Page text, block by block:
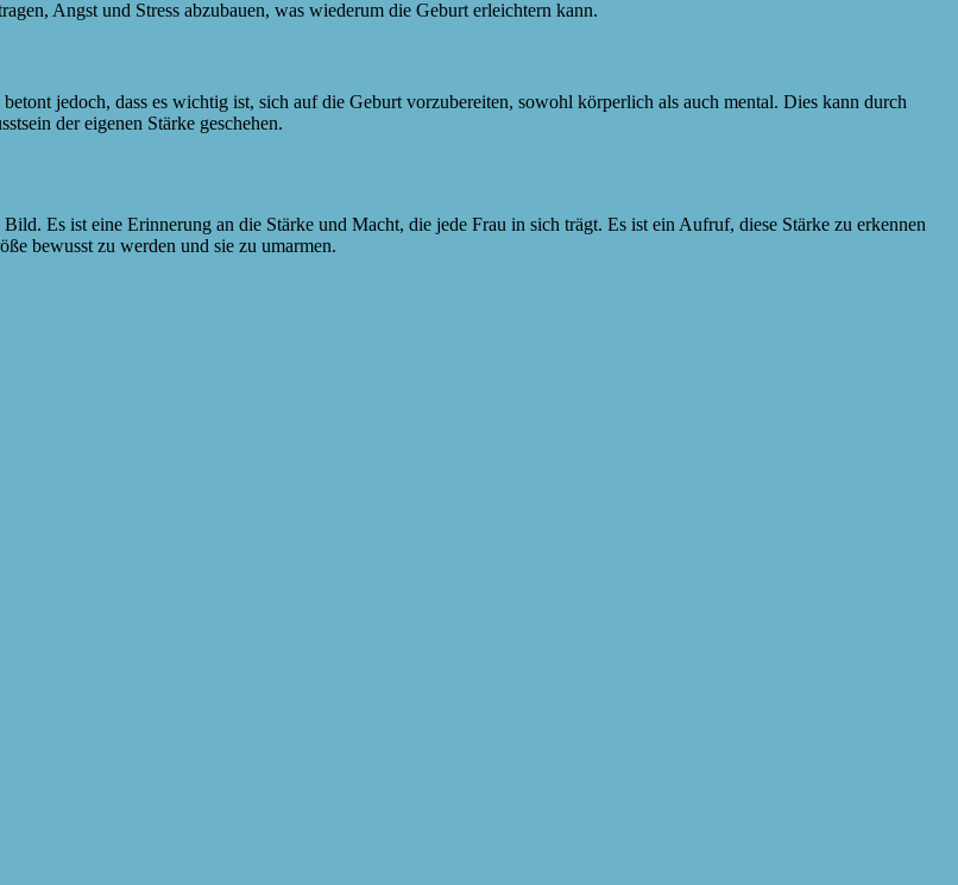
Angst und Stress abzubauen, was wiederum die Geburt erleichtern kann.
jedoch, dass es wichtig ist, sich auf die Geburt vorzubereiten, sowohl körperlich als auch mental. Dies kann durch
der eigenen Stärke geschehen.
Es ist eine Erinnerung an die Stärke und Macht, die jede Frau in sich trägt. Es ist ein Aufruf, diese Stärke zu erkennen
bewusst zu werden und sie zu umarmen.